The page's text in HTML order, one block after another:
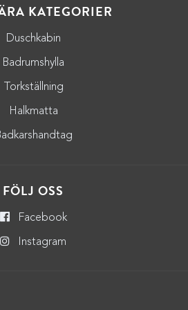
KATEGORIER
Duschkabin
Badrumshylla
Torkställning
Halkmatta
FÖLJ OSS
Facebook
Instagram